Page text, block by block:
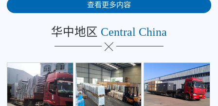
查看更多内容
华中地区 Central China